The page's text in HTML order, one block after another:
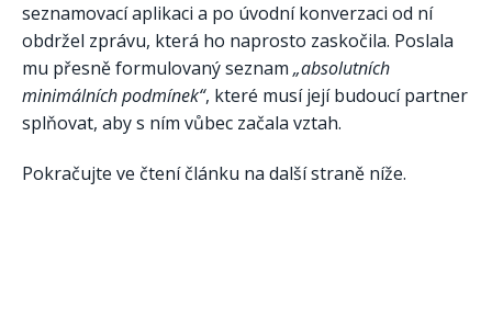
seznamovací aplikaci a po úvodní konverzaci od ní
obdržel zprávu, která ho naprosto zaskočila. Poslala
mu přesně formulovaný seznam „absolutních
minimálních podmínek“, které musí její budoucí partner
splňovat, aby s ním vůbec začala vztah.
Pokračujte ve čtení článku na další straně níže.